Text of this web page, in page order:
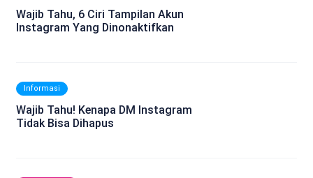
Wajib Tahu, 6 Ciri Tampilan Akun
Instagram Yang Dinonaktifkan
Informasi
Wajib Tahu! Kenapa DM Instagram
Tidak Bisa Dihapus